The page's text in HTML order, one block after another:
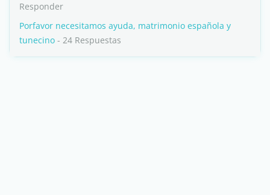
Responder
Porfavor necesitamos ayuda, matrimonio española y
tunecino - 24 Respuestas